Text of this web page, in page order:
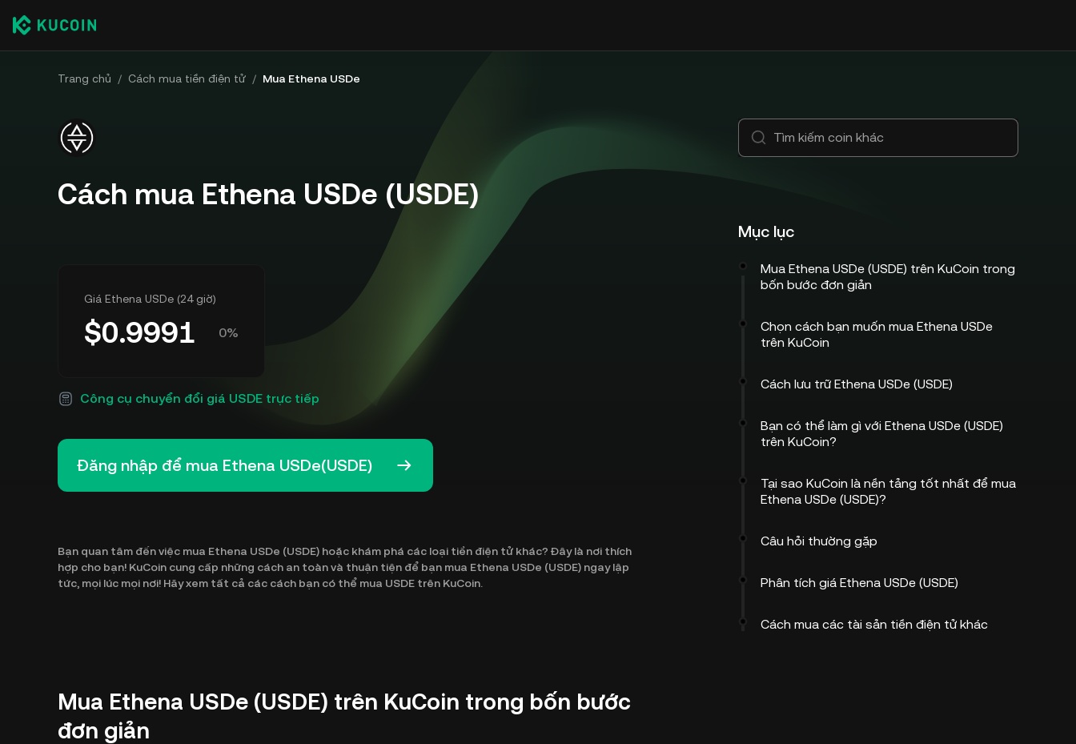
Trang chủ / Cách mua tiền điện tử / Mua Ethena USDe
Cách mua Ethena USDe (USDE)
Giá Ethena USDe (24 giờ)
$0.9991 0%
Công cụ chuyển đổi giá USDE trực tiếp
Đăng nhập để mua Ethena USDe(USDE)
Bạn quan tâm đến việc mua Ethena USDe (USDE) hoặc khám phá các loại tiền điện tử khác? Đây là nơi thích
hợp cho bạn! KuCoin cung cấp những cách an toàn và thuận tiện để bạn mua Ethena USDe (USDE) ngay lập
tức, mọi lúc mọi nơi! Hãy xem tất cả các cách bạn có thể mua USDE trên KuCoin.
Mua Ethena USDe (USDE) trên KuCoin trong bốn bước
đơn giản
Mục lục
Mua Ethena USDe (USDE) trên KuCoin trong
bốn bước đơn giản
Chọn cách bạn muốn mua Ethena USDe
trên KuCoin
Cách lưu trữ Ethena USDe (USDE)
Bạn có thể làm gì với Ethena USDe (USDE)
trên KuCoin?
Tại sao KuCoin là nền tảng tốt nhất để mua
Ethena USDe (USDE)?
Câu hỏi thường gặp
Phân tích giá Ethena USDe (USDE)
Cách mua các tài sản tiền điện tử khác